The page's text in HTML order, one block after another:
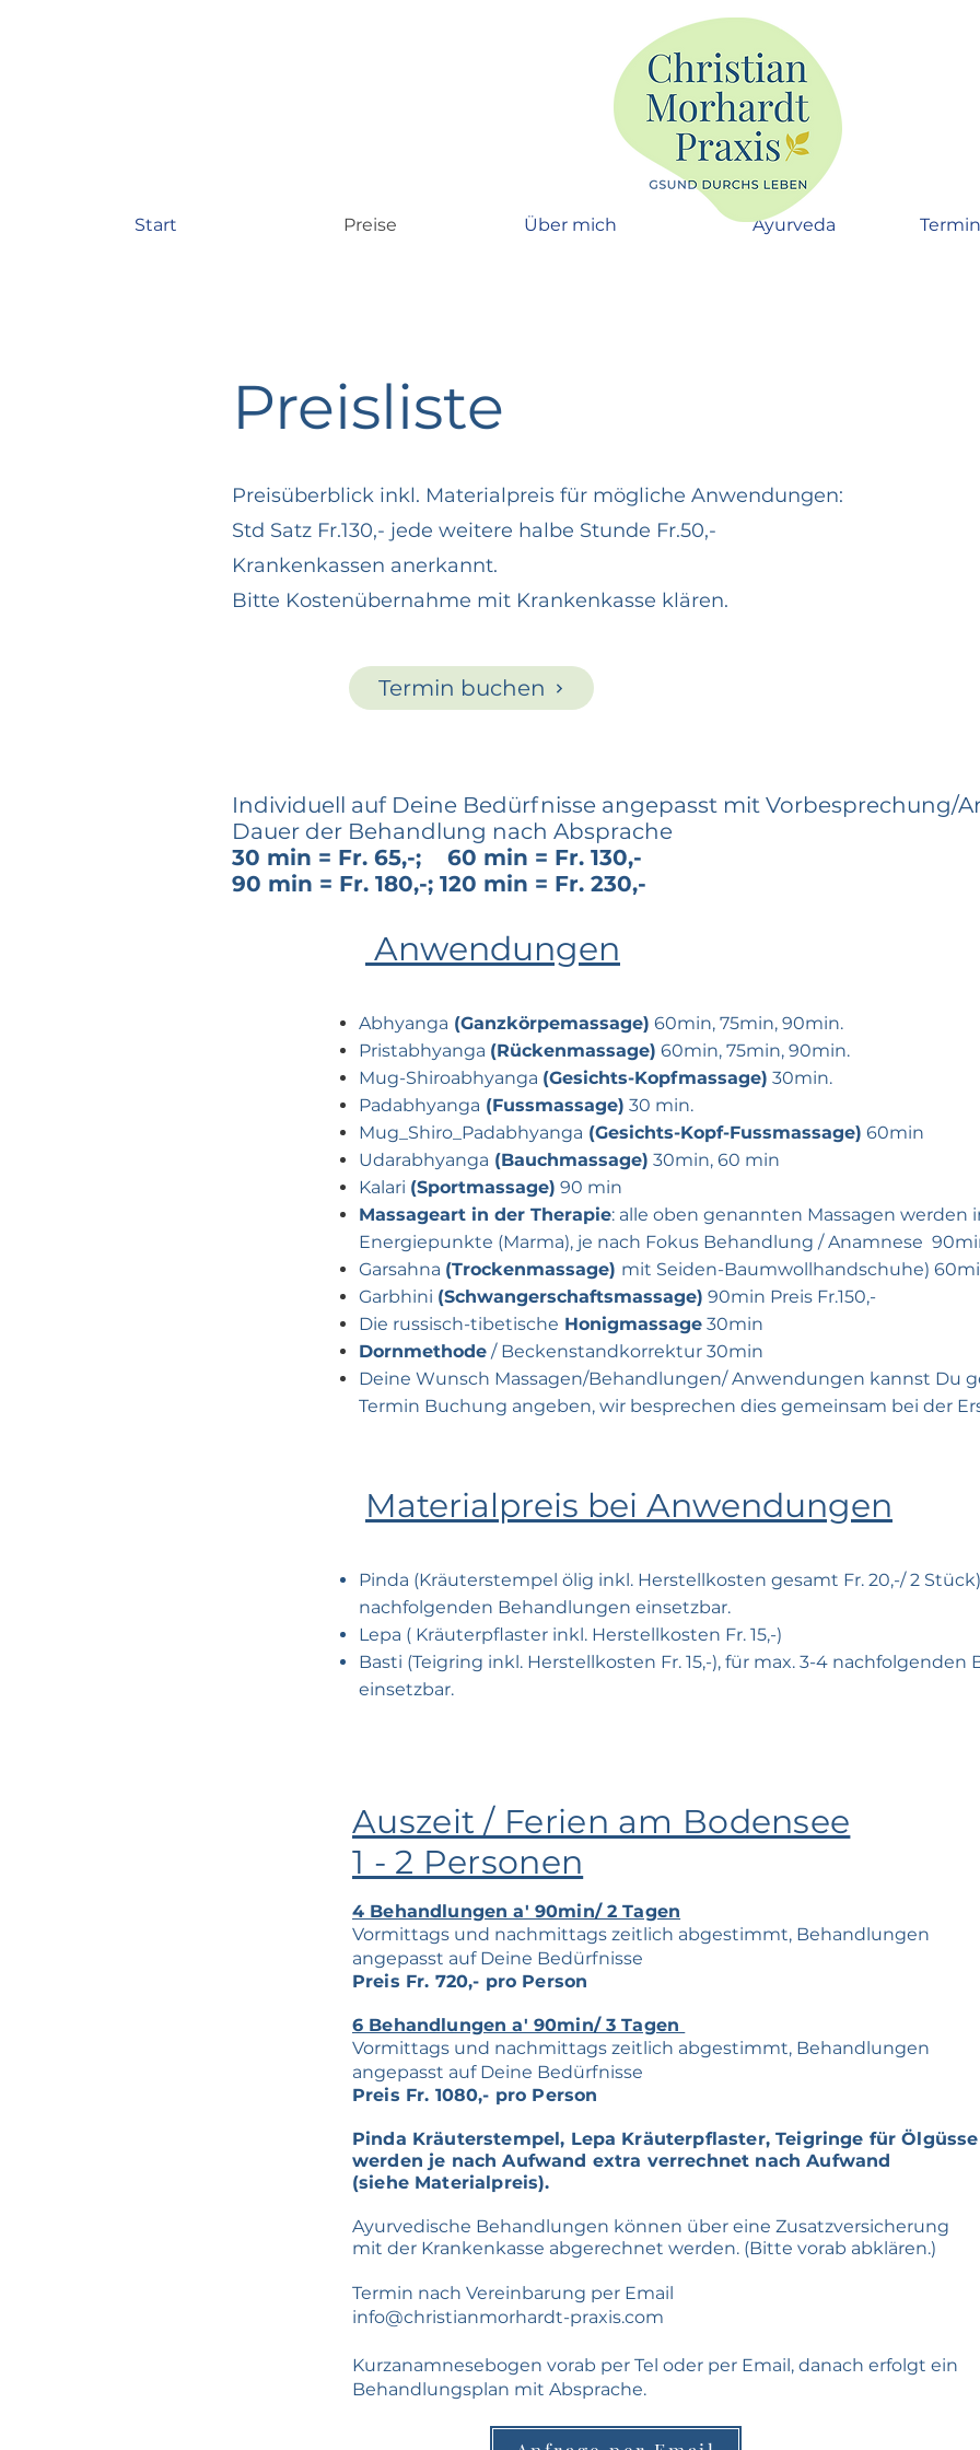
Start Preise Über mich Ayurveda
Preisliste
Preisüberblick inkl. Materialpreis für mögliche Anwendungen:
Std Satz Fr.130,- jede weitere halbe Stunde Fr.50,-
Krankenkassen anerkannt.
Bitte Kostenübernahme mit Krankenkasse klären.
Termin buchen
Individuell auf Deine Bedürfnisse angepasst mit Vorbesprechung/
Dauer der Behandlung nach Absprache
30 min = Fr. 65,-; 60 min = Fr. 130,-
90 min = Fr. 180,-; 120 min = Fr. 230,-
Anwendungen
Abhyanga (Ganzkörpemassage) 60min, 75min, 90min.
Pristabhyanga (Rückenmassage) 60min, 75min, 90min.
Mug-Shiroabhyanga (Gesichts-Kopfmassage) 30min.
Padabhyanga (Fussmassage) 30 min.
Mug_Shiro_Padabhyanga (Gesichts-Kopf-Fussmassage) 60min
Udarabhyanga (Bauchmassage) 30min, 60 min
Kalari (Sportmassage) 90 min
Massageart in der Therapie: alle oben genannten Massagen werden
Energiepunkte (Marma), je nach Fokus Behandlung / Anamnese
Garsahna (Trockenmassage) mit Seiden-Baumwollhandschuhe)
Garbhini (Schwangerschaftsmassage) 90min Preis Fr.150,-
Die russisch-tibetische Honigmassage 30min
Dornmethode / Beckenstandkorrektur 30min
Deine Wunsch Massagen/Behandlungen/ Anwendungen kannst Du
Termin Buchung angeben, wir besprechen dies gemeinsam bei der
Materialpreis bei Anwendungen
Pinda (Kräuterstempel ölig inkl. Herstellkosten gesamt Fr. 20,-/ 2
nachfolgenden Behandlungen einsetzbar.
Lepa ( Kräuterpflaster inkl. Herstellkosten Fr. 15,-)
Basti (Teigring inkl. Herstellkosten Fr. 15,-), für max. 3-4 nachfolgenden
einsetzbar.
Auszeit / Ferien am Bodensee
1 - 2 Personen
4 Behandlungen a' 90min/ 2 Tagen
Vormittags und nachmittags zeitlich abgestimmt, Behandlungen
angepasst auf Deine Bedürfnisse
Preis Fr. 720,- pro Person
6 Behandlungen a' 90min/ 3 Tagen
Vormittags und nachmittags zeitlich abgestimmt, Behandlungen
angepasst auf Deine Bedürfnisse
Preis Fr. 1080,- pro Person
Pinda Kräuterstempel, Lepa Kräuterpflaster, Teigringe für Ölgüsse
werden je nach Aufwand extra verrechnet nach Aufwand
(siehe Materialpreis).
Ayurvedische Behandlungen können über eine Zusatzversicherung
mit der Krankenkasse abgerechnet werden. (Bitte vorab abklären.)
​Termin nach Vereinbarung per Email
info@christianmorhardt-praxis.com
Kurzanamnesebogen vorab per Tel oder per Email, danach erfolgt ein
Behandlungsplan mit Absprache.